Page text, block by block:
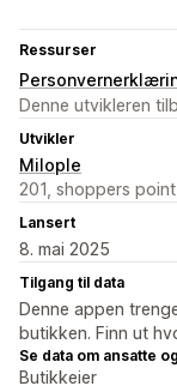
Ressurser
Denne utvikleren
Utvikler
Milople
201, shoppers
Lansert
8. mai 2025
Tilgang til data
Denne appen
butikken. Finn ut
Se data om ansatte
Butikkeier